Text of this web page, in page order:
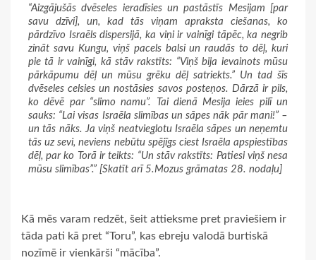
“Aizgājušās dvēseles ieradīsies un pastāstīs Mesijam [par
savu dzīvi], un, kad tās viņam apraksta ciešanas, ko
pārdzīvo Israēls dispersijā, ka viņi ir vainīgi tāpēc, ka negrib
zināt savu Kungu, viņš pacels balsi un raudās to dēļ, kuri
pie tā ir vainīgi, kā stāv rakstīts: “Viņš bija ievainots mūsu
pārkāpumu dēļ un mūsu grēku dēļ satriekts.” Un tad šīs
dvēseles celsies un nostāsies savos posteņos. Dārzā ir pils,
ko dēvē par “slimo namu”. Tai dienā Mesija ieies pilī un
sauks: “Lai visas Israēla slimības un sāpes nāk pār mani!” –
un tās nāks. Ja viņš neatvieglotu Israēla sāpes un neņemtu
tās uz sevi, neviens nebūtu spējīgs ciest Israēla apspiestības
dēļ, par ko Torā ir teikts: “Un stāv rakstīts: Patiesi viņš nesa
mūsu slimības”.” [Skatīt arī 5.Mozus grāmatas 28. nodaļu]
Kā mēs varam redzēt, šeit attieksme pret praviešiem ir
tāda pati kā pret “Toru”, kas ebreju valodā burtiskā
nozīmē ir vienkārši “mācība”.